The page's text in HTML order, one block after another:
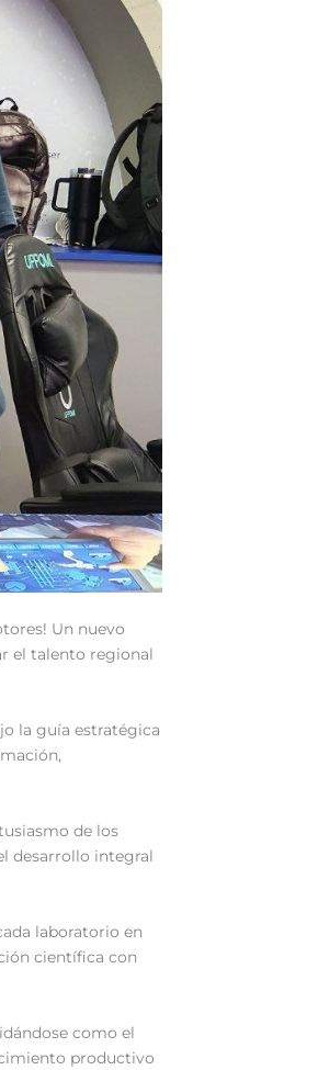
Un nuevo
el talento regional
la guía estratégica
de los
desarrollo integral
laboratorio en
científica con
como el
productivo